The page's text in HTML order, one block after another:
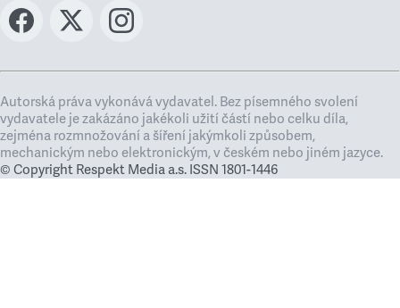
Autorská práva vykonává vydavatel. Bez písemného svolení
vydavatele je zakázáno jakékoli užití částí nebo celku díla,
zejména rozmnožování a šíření jakýmkoli způsobem,
mechanickým nebo elektronickým, v českém nebo jiném jazyce.
© Copyright Respekt Media a.s. ISSN 1801-1446